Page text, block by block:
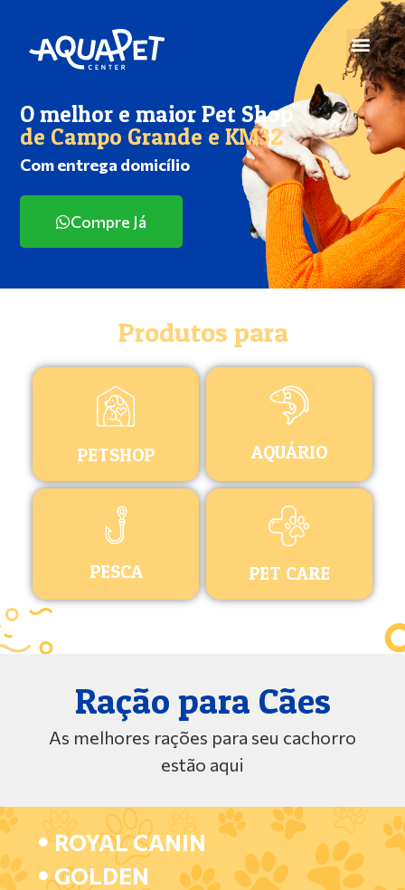
O melhor e maior Pet Shop
de Campo Grande e KM32
Com entrega domicílio
Compre Já
Produtos para
PETSHOP AQUÁRIO
PESCA PET CARE
Ração para Cães
As melhores rações para seu cachorro
estão aqui
ROYAL CANIN
GOLDEN